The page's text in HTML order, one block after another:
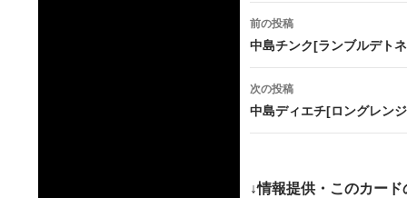
投
稿
ナ
ビ
ー
前の投稿
中島チンク[ランブルデト
次の投稿
中島ディエチ[ロングレン
↓情報提供・このカー